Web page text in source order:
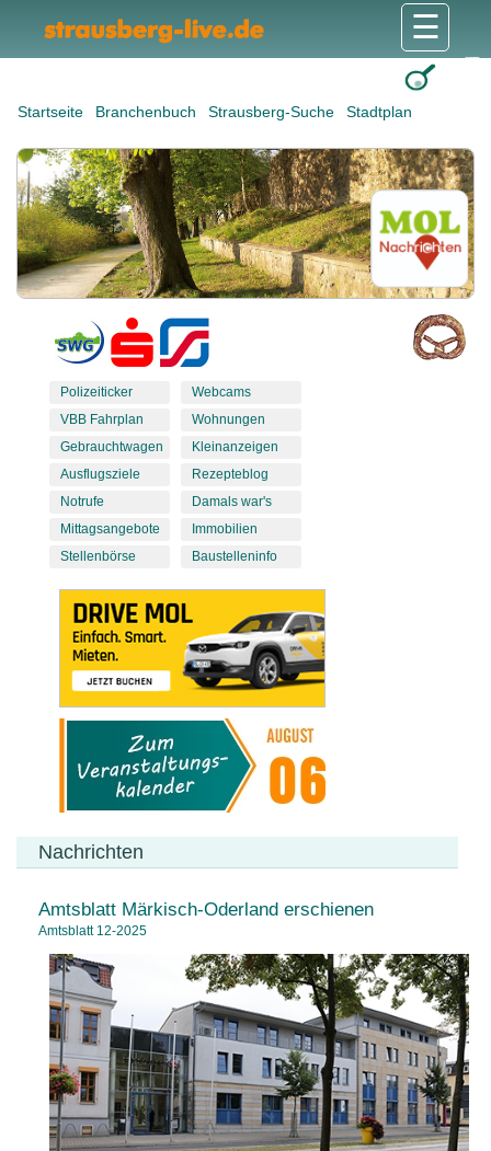
Startseite Branchenbuch Strausberg-Suche Stadtplan
☰
Polizeiticker
VBB Fahrplan
Gebrauchtwagen
Ausflugsziele
Notrufe
Mittagsangebote
Stellenbörse
Webcams
Wohnungen
Kleinanzeigen
Rezepteblog
Damals war's
Immobilien
Baustelleninfo
Nachrichten
Amtsblatt Märkisch-Oderland erschienen
Amtsblatt 12-2025